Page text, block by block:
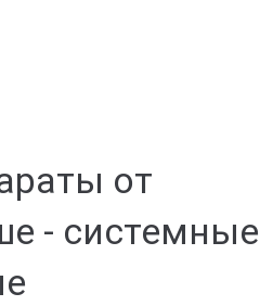
от
- системные